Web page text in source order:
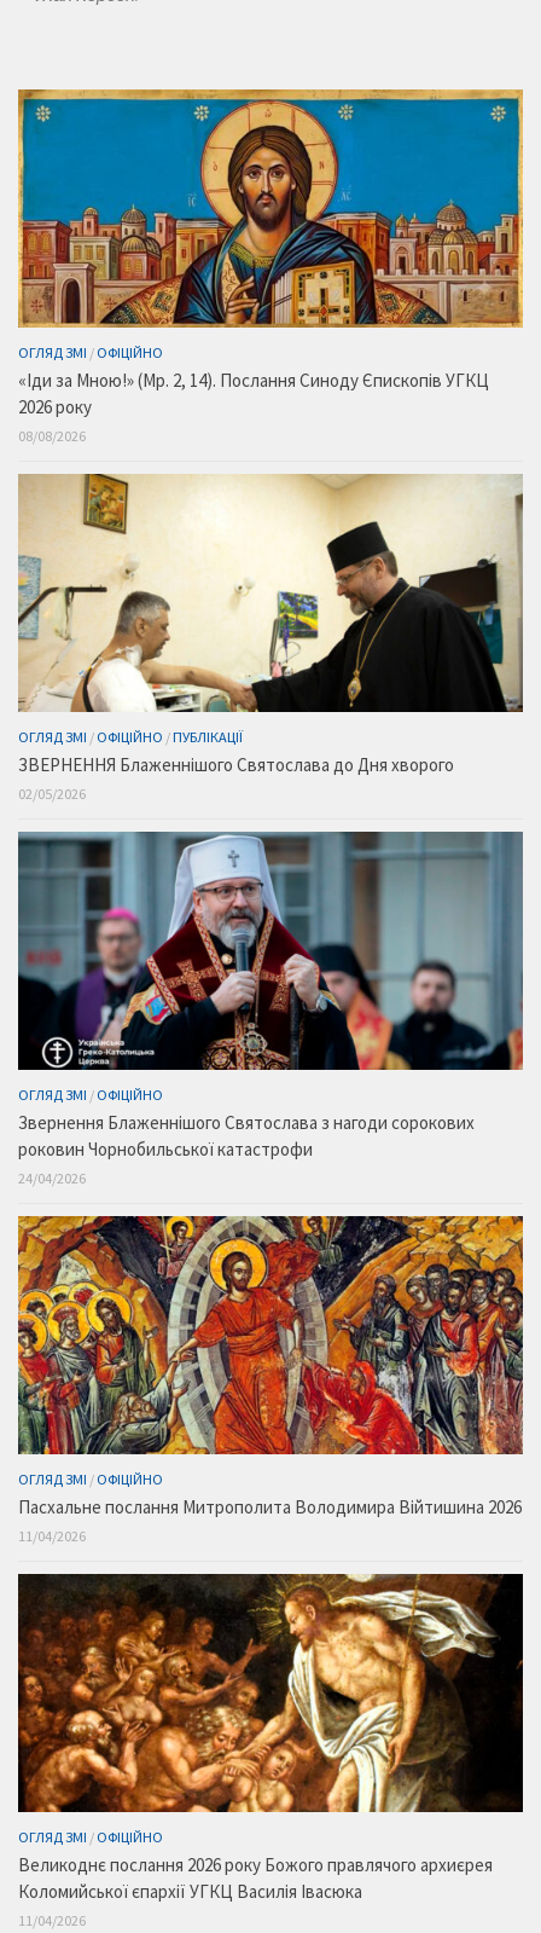
ОГЛЯД ЗМІ / ОФІЦІЙНО
«Іди за Мною!» (Мр. 2, 14). Послання Синоду Єпископів УГКЦ
2026 року
08/08/2026
ОГЛЯД ЗМІ / ОФІЦІЙНО /ПУБЛІКАЦІЇ
ЗВЕРНЕННЯ Блаженнішого Святослава до Дня хворого
02/05/2026
ОГЛЯД ЗМІ / ОФІЦІЙНО
Звернення Блаженнішого Святослава з нагоди сорокових
роковин Чорнобильської катастрофи
24/04/2026
ОГЛЯД ЗМІ / ОФІЦІЙНО
Пасхальне послання Митрополита Володимира Війтишина 2026
11/04/2026
ОГЛЯД ЗМІ / ОФІЦІЙНО
Великоднє послання 2026 року Божого правлячого архиєрея
Коломийської єпархії УГКЦ Василія Івасюка
11/04/2026